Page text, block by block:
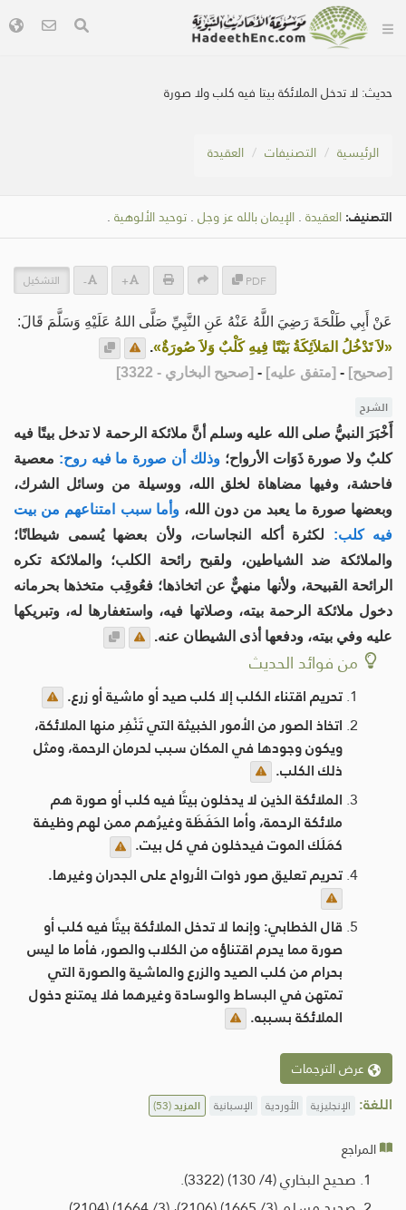
حديث:لا تدخل الملائكة بيتا فيه كلب ولا صورة
الرئيسية التصنيفات العقيدة
التصنيف: العقيدة . الإيمان بالله عز وجل . توحيد الألوهية .
PDF
+
- التشكيل
عَنْ أَبِي طَلْحَةَ رَضِيَ اللَّهُ عَنْهُ عَنِ النَّبِيِّ صَلَّى اللهُ عَلَيْهِ وَسَلَّمَ قَالَ:
«لاَ تَدْخُلُ المَلاَئِكَةُ بَيْتًا فِيهِ كَلْبٌ وَلاَ صُورَةٌ».
[صحيح]
-
[متفق عليه]
-
[صحيح البخاري - 3322 ]
الشرح
‏أَخْبَرَ النبيُّ صلى الله عليه وسلم أنَّ ملائكة الرحمة لا تدخل بيتًا فيه
كلبٌ ولا صورة ذَوَات الأرواح؛ وذلك أن صورة ما فيه روح: معصية
فاحشة، وفيها مضاهاة لخلق الله، ووسيلة من وسائل الشرك،
وبعضها صورة ما يعبد من دون الله، وأما سبب امتناعهم من بيت
فيه كلب: لكثرة أكله النجاسات، ولأن بعضها يُسمى شيطانًا؛
والملائكة ضد الشياطين، ولقبح رائحة الكلب؛ والملائكة تكره
الرائحة القبيحة، ولأنها منهيٌّ عن اتخاذها؛ فعُوقِب متخذها بحرمانه
دخول ملائكة الرحمة بيته، وصلاتها فيه، واستغفارها له، وتبريكها
عليه وفي بيته، ودفعها أذى الشيطان عنه.
من فوائد الحديث
تحريم اقتناء الكلب إلا كلب صيد أو ماشية أو زرع.
اتخاذ الصور من الأمور الخبيثة التي تَنْفِر منها الملائكة،
ويكون وجودها في المكان سبب لحرمان الرحمة، ومثل
ذلك الكلب.
الملائكة الذين لا يدخلون بيتًا فيه كلب أو صورة هم
ملائكة الرحمة، وأما الحَفَظَة وغيرُهم ممن لهم وظيفة
كمَلَك الموت فيدخلون في كل بيت.
تحريم تعليق صور ذوات الأرواح على الجدران وغيرها.
قال الخطابي: وإنما لا تدخل الملائكة بيتًا فيه كلب أو
صورة مما يحرم اقتناؤه من الكلاب والصور، فأما ما ليس
بحرام من كلب الصيد والزرع والماشية والصورة التي
تمتهن في البساط والوسادة وغيرهما فلا يمتنع دخول
الملائكة بسببه.
عرض الترجمات
اللغة: الإنجليزية الأوردية الإسبانية المزيد(53)
المراجع
صحيح البخاري (4/ 130) (3322).